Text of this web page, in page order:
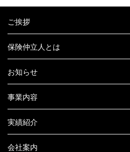
ご挨拶
保険仲立人とは
お知らせ
事業内容
実績紹介
会社案内